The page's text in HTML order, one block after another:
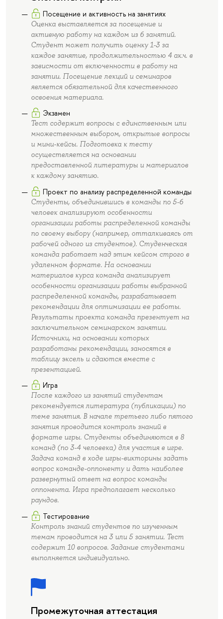
Посещение и активность на занятиях
Оценка выставляется за посещение и
активную работу на каждом из 6 занятий.
Студент может получить оценку 1-3 за
каждое занятие, продолжительностью 4 ак.ч. в
зависмости от включенности в работу на
занятии. Посещение лекций и семинаров
является обязательной для качественного
освоения материала.
Экзамен
Тест содержит вопросы с единственным или
множественным выбором, открытые вопросы
и мини-кейсы. Подготовка к тесту
осуществляется на основании
предоставленной литературы и материалов
к каждому занятию.
Проект по анализу распределенной команды
Студенты, объединившись в команды по 5-6
человек анализируют особенности
организации работы распределенной команды
по своему выбору (например, отталкиваясь от
рабочей одного из студентов). Студенческая
команда работает над этим кейсом строго в
удаленном формате. На основании
материалов курса команда анализирует
особенности организации работы выбранной
распределенной команды, разрабатывает
рекомендации для оптимизации ее работы.
Результаты проекта команда презентует на
заключительном семинарском занятии.
Источники, на основании которых
разработаны рекомендации, заносятся в
таблицу эксель и сдаются вместе с
презентацией.
Игра
После каждого из занятий студентам
рекомендуется литература (публикации) по
теме занятия. В начале третьего либо пятого
занятия проводится контроль знаний в
формате игры. Студенты объединяются в 8
команд (по 3-4 человека) для участия в игре.
Задача команд в ходе игры-викторины задать
вопрос команде-оппоненту и дать наиболее
развернутый ответ на вопрос команды
оппонента. Игра предполагает несколько
раундов.
Тестирование
Контроль знаний студентов по изученным
темам проводится на 3 или 5 занятии. Тест
содержит 10 вопросов. Задание студентами
выполняется индивидуально.
Промежуточная аттестация